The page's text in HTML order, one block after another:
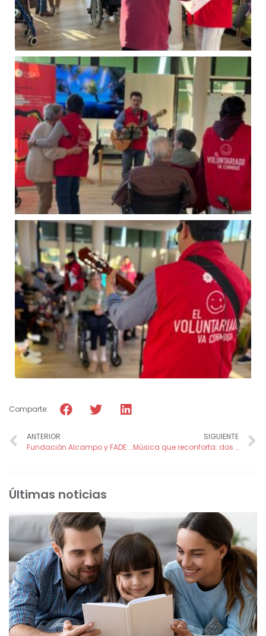
Comparte:
ANTERIOR
Fundación Alcampo y FADE: Más de 10 años apoyando a la infancia
SIGUIENTE
Música que reconforta: dos nuevas tardes de emoción con los talleres SECUNDA Smile
Últimas noticias